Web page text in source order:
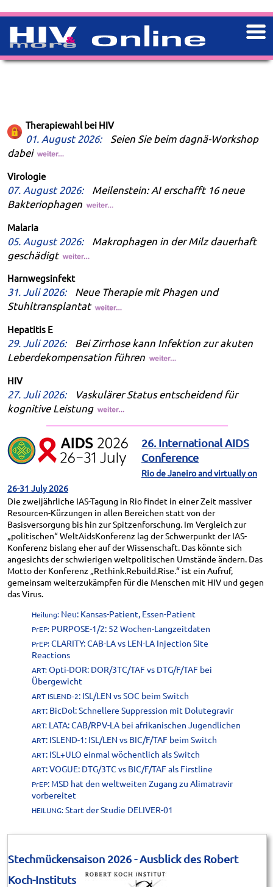
Therapiewahl bei HIV
01. August 2026:
Seien Sie beim dagnä-Workshop
dabei
Virologie
07. August 2026:
Meilenstein: AI erschafft 16 neue
Bakteriophagen
Malaria
05. August 2026:
Makrophagen in der Milz dauerhaft
geschädigt
Harnwegsinfekt
31. Juli 2026:
Neue Therapie mit Phagen und
Stuhltransplantat
Hepatitis E
29. Juli 2026:
Bei Zirrhose kann Infektion zur akuten
Leberdekompensation führen
HIV
27. Juli 2026:
Vaskulärer Status entscheidend für
kognitive Leistung
26. International AIDS
Conference
Rio de Janeiro and virtually on
26-31 July 2026
Die zweijährliche IAS-Tagung in Rio findet in einer Zeit massiver
Resourcen-Kürzungen in allen Bereichen statt von der
Basisversorgung bis hin zur Spitzenforschung. Im Vergleich zur
„politischen“ WeltAidsKonferenz lag der Schwerpunkt der IAS-
Konferenz bislang eher auf der Wissenschaft. Das könnte sich
angesichts der schwierigen weltpolitischen Umstände ändern. Das
Motto der Konferenz „Rethink.Rebuild.Rise.“ ist ein Aufruf,
gemeinsam weiterzukämpfen für die Menschen mit HIV und gegen
das Virus.
Heilung: Neu: Kansas-Patient, Essen-Patient
PrEP: PURPOSE-1/2: 52 Wochen-Langzeitdaten
PrEP:CLARITY: CAB-LA vs LEN-LA Injection Site
Reactions
ART:Opti-DOR: DOR/3TC/TAF vs DTG/F/TAF bei
Übergewicht
ART ISLEND-2: ISL/LEN vs SOC beim Switch
ART: BicDol: Schnellere Suppression mit Dolutegravir
ART: LATA: CAB/RPV-LA bei afrikanischen Jugendlichen
ART: ISLEND-1: ISL/LEN vs BIC/F/TAF beim Switch
ART: ISL+ULO einmal wöchentlich als Switch
ART:VOGUE: DTG/3TC vs BIC/F/TAF als Firstline
PrEP: MSD hat den weltweiten Zugang zu Alimatravir
vorbereitet
HEILUNG:Start der Studie DELIVER-01
Stechmückensaison 2026 - Ausblick des Robert
Koch-Instituts